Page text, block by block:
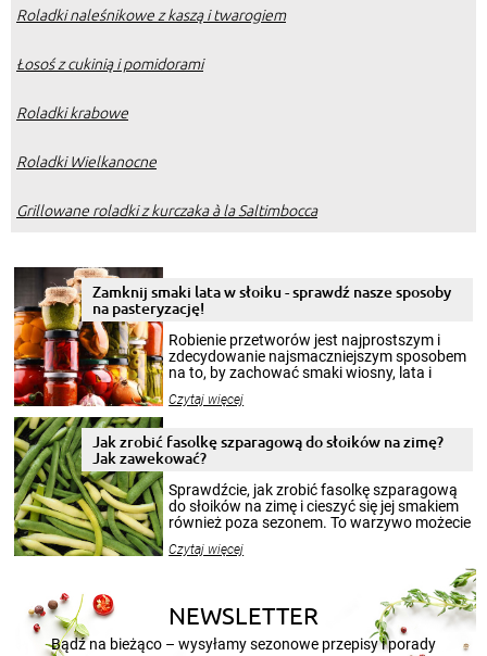
Roladki naleśnikowe z kaszą i twarogiem
Łosoś z cukinią i pomidorami
Roladki krabowe
Roladki Wielkanocne
Grillowane roladki z kurczaka à la Saltimbocca
Zamknij smaki lata w słoiku - sprawdź nasze sposoby
na pasteryzację!
Robienie przetworów jest najprostszym i
zdecydowanie najsmaczniejszym sposobem
na to, by zachować smaki wiosny, lata i
krajobrazów, by cieszyć nimi oko w sezonie
pełni poczuć atmosferę cieplejszych
miesięcy. Przygotowanie słoików ze
patenty, które pozwolą zachować świeżość
przetworów.
Czytaj więcej
Jak zrobić fasolkę szparagową do słoików na zimę?
Jak zawekować?
Sprawdźcie, jak zrobić fasolkę szparagową
do słoików na zimę i cieszyć się jej smakiem
również poza sezonem. To warzywo możecie
nasze propozycje!
Czytaj więcej
NEWSLETTER
Bądź na bieżąco – wysyłamy sezonowe przepisy i porady